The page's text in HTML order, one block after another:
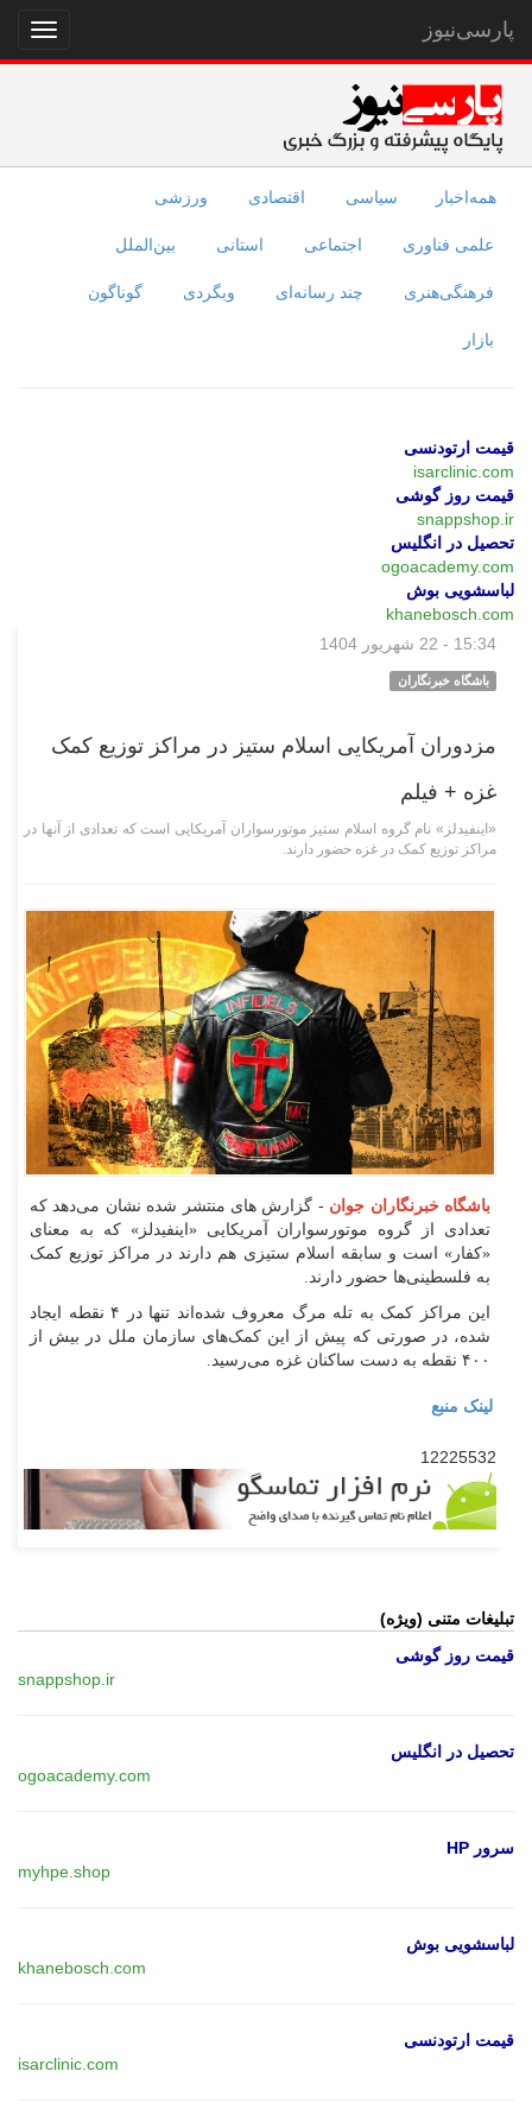
نمایش
منو
پارسی‌نیوز
همه‌اخبار سیاسی اقتصادی ورزشی
علمی فناوری اجتماعی استانی بین‌الملل
فرهنگی‌هنری چند رسانه‌ای وبگردی گوناگون
بازار
قیمت ارتودنسی
isarclinic.com
قیمت روز گوشی
snappshop.ir
تحصیل در انگلیس
ogoacademy.com
لباسشویی بوش
khanebosch.com
15:34 - 22 شهریور 1404
باشگاه خبرنگاران
مزدوران آمریکایی اسلام ستیز در مراکز توزیع کمک
غزه + فیلم
«اینفیدلز» نام گروه اسلام ستیز موتورسواران آمریکایی است که تعدادی از آنها در
مراکز توزیع کمک در غزه حضور دارند.
باشگاه خبرنگاران جوان - گزارش های منتشر شده نشان می‌دهد که
تعدادی از گروه موتورسواران آمریکایی «اینفیدلز» که به معنای
«کفار» است و سابقه اسلام ستیزی هم دارند در مراکز توزیع کمک
به فلسطینی‌ها حضور دارند.
این مراکز کمک به تله مرگ معروف شده‌اند تنها در ۴ نقطه ایجاد
شده، در صورتی که پیش از این کمک‌های سازمان ملل در بیش از
۴۰۰ نقطه به دست ساکنان غزه می‌رسید.
لینک منبع
12225532
تبلیغات متنی (ویژه)
قیمت روز گوشی
snappshop.ir
تحصیل در انگلیس
ogoacademy.com
سرور HP
myhpe.shop
لباسشویی بوش
khanebosch.com
قیمت ارتودنسی
isarclinic.com